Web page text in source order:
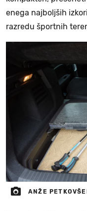
enega najboljših
razredu športnih
ANŽE